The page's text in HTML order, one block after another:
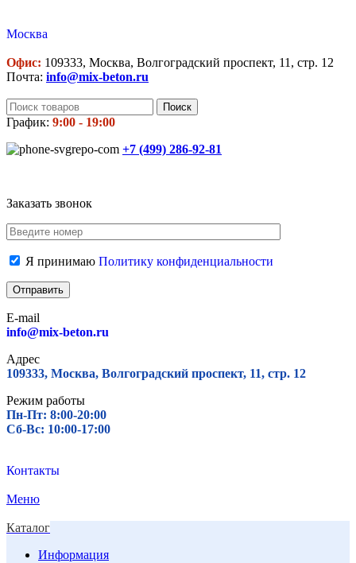
Москва
Офис: 109333, Москва, Волгоградский проспект, 11, стр. 12
Почта: info@mix-beton.ru
Поиск
График: 9:00 - 19:00
+7 (499) 286-92-81
Заказать звонок
Я принимаю Политику конфиденциальности
E-mail
info@mix-beton.ru
Адрес
109333, Москва, Волгоградский проспект, 11, стр. 12
Режим работы
Пн-Пт: 8:00-20:00
Сб-Вс: 10:00-17:00
Контакты
Меню
Каталог
Информация